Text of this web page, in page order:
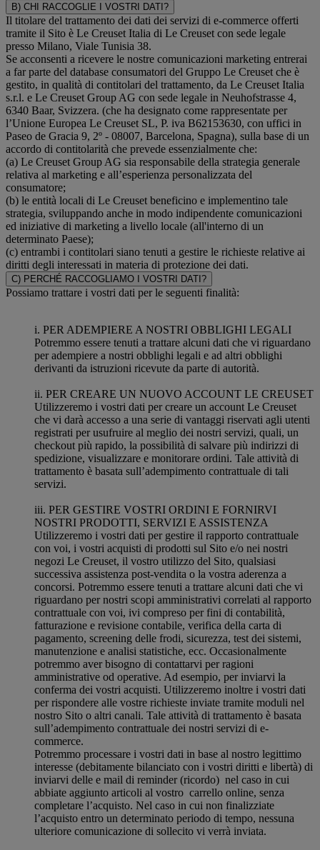
B) CHI RACCOGLIE I VOSTRI DATI?
Il titolare del trattamento dei dati dei servizi di e-commerce offerti
tramite il Sito è Le Creuset Italia di Le Creuset con sede legale
presso Milano, Viale Tunisia 38.
Se acconsenti a ricevere le nostre comunicazioni marketing entrerai
a far parte del database consumatori del Gruppo Le Creuset che è
gestito, in qualità di contitolari del trattamento, da Le Creuset Italia
s.r.l. e Le Creuset Group AG con sede legale in Neuhofstrasse 4,
6340 Baar, Svizzera. (che ha designato come rappresentate per
l’Unione Europea Le Creuset SL, P. iva B62153630, con uffici in
Paseo de Gracia 9, 2º - 08007, Barcelona, Spagna), sulla base di un
accordo di contitolarità che prevede essenzialmente che:
(a) Le Creuset Group AG sia responsabile della strategia generale
relativa al marketing e all’esperienza personalizzata del
consumatore;
(b) le entità locali di Le Creuset beneficino e implementino tale
strategia, sviluppando anche in modo indipendente comunicazioni
ed iniziative di marketing a livello locale (all'interno di un
determinato Paese);
(c) entrambi i contitolari siano tenuti a gestire le richieste relative ai
diritti degli interessati in materia di protezione dei dati.
C) PERCHÉ RACCOGLIAMO I VOSTRI DATI?
Possiamo trattare i vostri dati per le seguenti finalità:
i. PER ADEMPIERE A NOSTRI OBBLIGHI LEGALI
Potremmo essere tenuti a trattare alcuni dati che vi riguardano
per adempiere a nostri obblighi legali e ad altri obblighi
derivanti da istruzioni ricevute da parte di autorità.
ii. PER CREARE UN NUOVO ACCOUNT LE CREUSET
Utilizzeremo i vostri dati per creare un account Le Creuset
che vi darà accesso a una serie di vantaggi riservati agli utenti
registrati per usufruire al meglio dei nostri servizi, quali, un
checkout più rapido, la possibilità di salvare più indirizzi di
spedizione, visualizzare e monitorare ordini. Tale attività di
trattamento è basata sull’adempimento contrattuale di tali
servizi.
iii. PER GESTIRE VOSTRI ORDINI E FORNIRVI
NOSTRI PRODOTTI, SERVIZI E ASSISTENZA
Utilizzeremo i vostri dati per gestire il rapporto contrattuale
con voi, i vostri acquisti di prodotti sul Sito e/o nei nostri
negozi Le Creuset, il vostro utilizzo del Sito, qualsiasi
successiva assistenza post-vendita o la vostra aderenza a
concorsi. Potremmo essere tenuti a trattare alcuni dati che vi
riguardano per nostri scopi amministrativi correlati al rapporto
contrattuale con voi, ivi compreso per fini di contabilità,
fatturazione e revisione contabile, verifica della carta di
pagamento, screening delle frodi, sicurezza, test dei sistemi,
manutenzione e analisi statistiche, ecc. Occasionalmente
potremmo aver bisogno di contattarvi per ragioni
amministrative od operative. Ad esempio, per inviarvi la
conferma dei vostri acquisti. Utilizzeremo inoltre i vostri dati
per rispondere alle vostre richieste inviate tramite moduli nel
nostro Sito o altri canali. Tale attività di trattamento è basata
sull’adempimento contrattuale dei nostri servizi di e-
commerce.
Potremmo processare i vostri dati in base al nostro legittimo
interesse (debitamente bilanciato con i vostri diritti e libertà) di
inviarvi delle e mail di reminder (ricordo) nel caso in cui
abbiate aggiunto articoli al vostro carrello online, senza
completare l’acquisto. Nel caso in cui non finalizziate
l’acquisto entro un determinato periodo di tempo, nessuna
ulteriore comunicazione di sollecito vi verrà inviata.